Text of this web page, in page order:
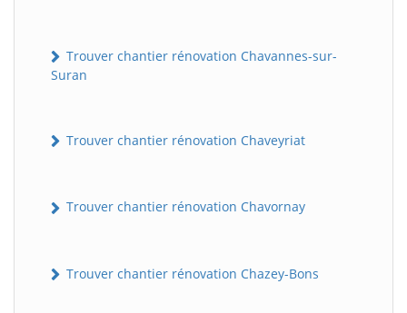
Trouver chantier rénovation Chavannes-sur-
Suran
Trouver chantier rénovation Chaveyriat
Trouver chantier rénovation Chavornay
Trouver chantier rénovation Chazey-Bons
B Assistant en ligne